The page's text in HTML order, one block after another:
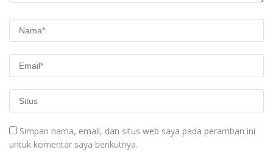
Simpan nama, email, dan situs web saya pada peramban ini
untuk komentar saya berikutnya.